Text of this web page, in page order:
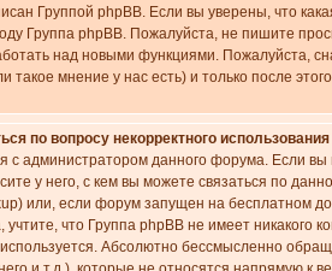
Группой phpBB. Если вы уверены, что
Группа phpBB. Пожалуйста, не пишите
над новыми функциями. Пожалуйста,
такое мнение у нас есть) и только после
по вопросу некорректного
с администратором данного форума. Если
у него, с кем вы можете связаться по
или, если форум запущен на бесплатном
что Группа phpBB не имеет никакого
Абсолютно бессмысленно